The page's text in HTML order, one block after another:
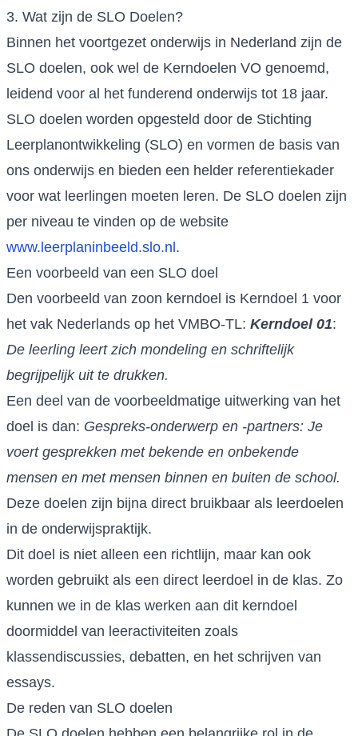
3. Wat zijn de SLO Doelen?
Binnen het voortgezet onderwijs in Nederland zijn de
SLO doelen, ook wel de Kerndoelen VO genoemd,
leidend voor al het funderend onderwijs tot 18 jaar.
SLO doelen worden opgesteld door de Stichting
Leerplanontwikkeling (SLO) en vormen de basis van
ons onderwijs en bieden een helder referentiekader
voor wat leerlingen moeten leren. De SLO doelen zijn
per niveau te vinden op de website
www.leerplaninbeeld.slo.nl .
Een voorbeeld van een SLO doel
Den voorbeeld van zoon kerndoel is Kerndoel 1 voor
het vak Nederlands op het VMBO-TL: Kerndoel 01:
De leerling leert zich mondeling en schriftelijk
begrijpelijk uit te drukken.
Een deel van de voorbeeldmatige uitwerking van het
doel is dan: Gespreks-onderwerp en -partners: Je
voert gesprekken met bekende en onbekende
mensen en met mensen binnen en buiten de school.
Deze doelen zijn bijna direct bruikbaar als leerdoelen
in de onderwijspraktijk.
Dit doel is niet alleen een richtlijn, maar kan ook
worden gebruikt als een direct leerdoel in de klas. Zo
kunnen we in de klas werken aan dit kerndoel
doormiddel van leeractiviteiten zoals
klassendiscussies, debatten, en het schrijven van
essays.
De reden van SLO doelen